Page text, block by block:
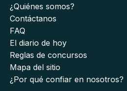
¿Quiénes somos?
Contáctanos
FAQ
El diario de hoy
Reglas de concursos
Mapa del sitio
¿Por qué confiar en nosotros?